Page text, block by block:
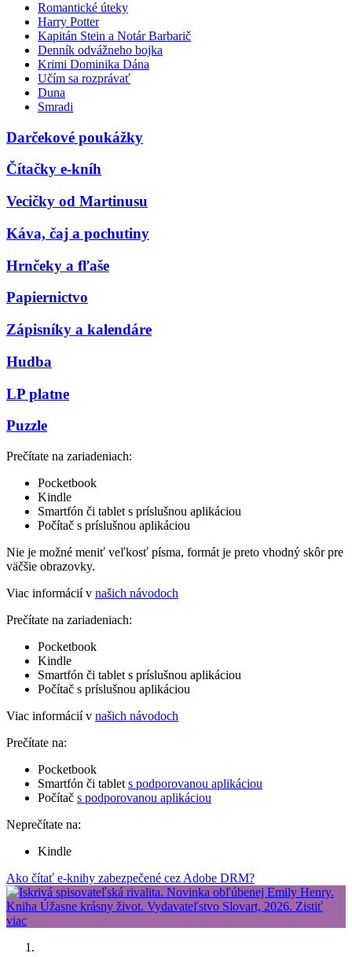
Romantické úteky
Harry Potter
Kapitán Stein a Notár Barbarič
Denník odvážneho bojka
Krimi Dominika Dána
Učím sa rozprávať
Duna
Smradi
Darčekové poukážky
Čítačky e-kníh
Vecičky od Martinusu
Káva, čaj a pochutiny
Hrnčeky a fľaše
Papiernictvo
Zápisníky a kalendáre
Hudba
LP platne
Puzzle
Prečítate na zariadeniach:
Pocketbook
Kindle
Smartfón či tablet s príslušnou aplikáciou
Počítač s príslušnou aplikáciou
Nie je možné meniť veľkosť písma, formát je preto vhodný skôr pre
väčšie obrazovky.
Viac informácií v našich návodoch
Prečítate na zariadeniach:
Pocketbook
Kindle
Smartfón či tablet s príslušnou aplikáciou
Počítač s príslušnou aplikáciou
Viac informácií v našich návodoch
Prečítate na:
Pocketbook
Smartfón či tablet s podporovanou aplikáciou
Počítač s podporovanou aplikáciou
Neprečítate na:
Kindle
Ako čítať e-knihy zabezpečené cez Adobe DRM?